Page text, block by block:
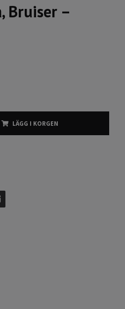
Bruiser –
LÄGG I KORGEN